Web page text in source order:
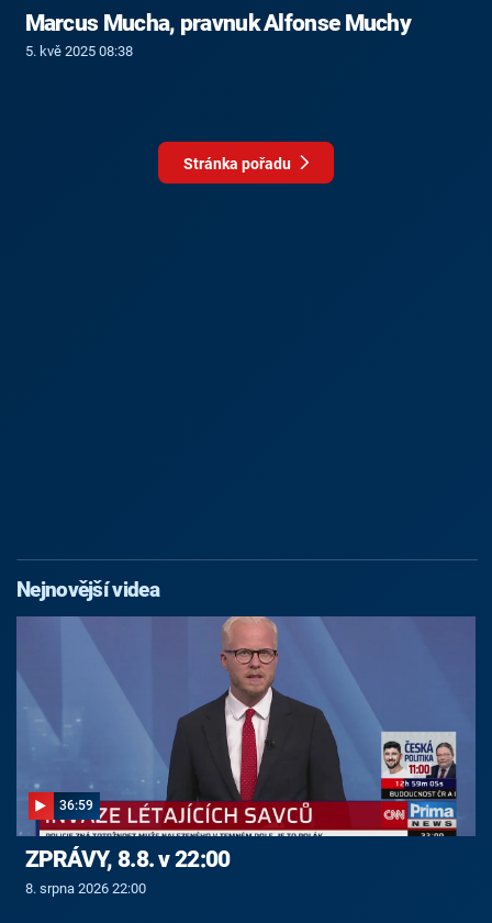
Marcus Mucha, pravnuk Alfonse Muchy
5. kvě 2025 08:38
Stránka pořadu
Nejnovější videa
36:59
ZPRÁVY, 8.8. v 22:00
8. srpna 2026 22:00